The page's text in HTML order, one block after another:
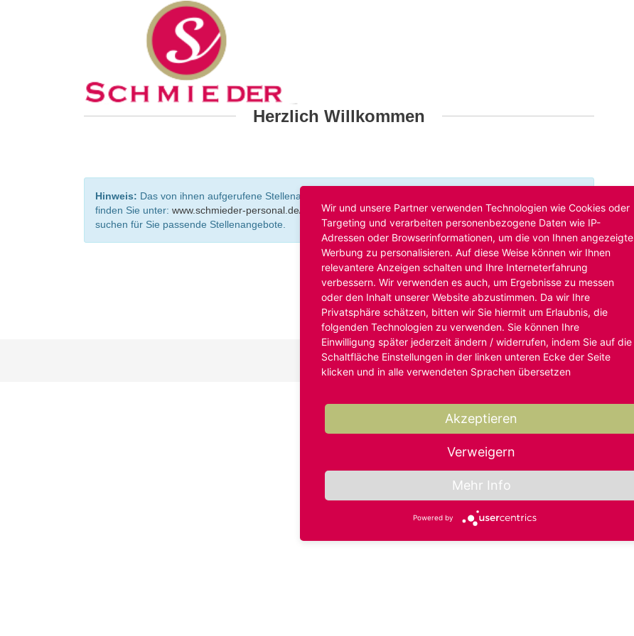
Herzlich Willkommen
Hinweis: Das von ihnen aufgerufene Stellenangebot ist bereits ausgelaufen. Alternative Stellenanzeigen
finden Sie unter: www.schmieder-personal.de/stellenangebote. Oder Sie bewerben sichinitiativund wir
suchen für Sie passende Stellenangebote.
Wir und unsere Partner verwenden Technologien wie Cookies oder
Targeting und verarbeiten personenbezogene Daten wie IP-
Adressen oder Browserinformationen, um die von Ihnen angezeigte
Werbung zu personalisieren. Auf diese Weise können wir Ihnen
relevantere Anzeigen schalten und Ihre Interneterfahrung
verbessern. Wir verwenden es auch, um Ergebnisse zu messen
oder den Inhalt unserer Website abzustimmen. Da wir Ihre
Privatsphäre schätzen, bitten wir Sie hiermit um Erlaubnis, die
folgenden Technologien zu verwenden. Sie können Ihre
Einwilligung später jederzeit ändern / widerrufen, indem Sie auf die
Schaltfläche Einstellungen in der linken unteren Ecke der Seite
klicken und in alle verwendeten Sprachen übersetzen
Akzeptieren
Verweigern
Mehr Info
Powered by